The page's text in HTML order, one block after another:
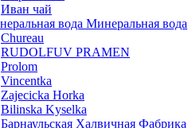
Иван чай
Минеральная вода
Chureau
RUDOLFUV PRAMEN
Prolom
Vincentka
Zajecicka Horka
Bilinska Kyselka
Барнаульская Халвичная Фабрика